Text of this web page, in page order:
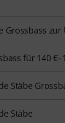
Grossbass zur
für 140
Stäbe
Stäbe